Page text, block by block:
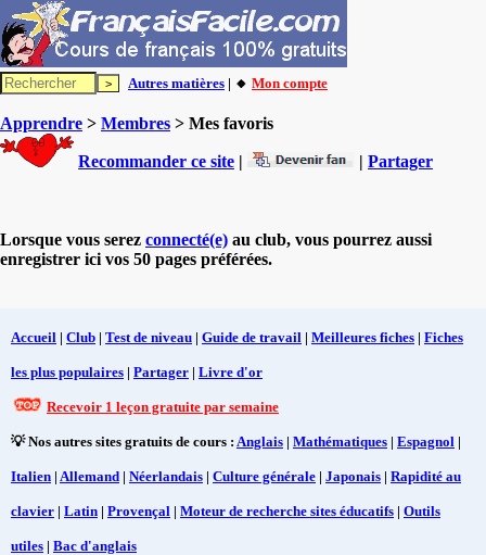
Autres matières | 🔸 Mon compte
Apprendre > Membres > Mes favoris
Recommander ce site | | Partager
Lorsque vous serez connecté(e) au club, vous pourrez aussi
enregistrer ici vos 50 pages préférées.
Accueil | Club | Test de niveau | Guide de travail | Meilleures fiches | Fiches
les plus populaires | Partager | Livre d'or
Recevoir 1 leçon gratuite par semaine
💡 Nos autres sites gratuits de cours : Anglais | Mathématiques | Espagnol |
Italien | Allemand | Néerlandais | Culture générale | Japonais | Rapidité au
clavier | Latin | Provençal | Moteur de recherche sites éducatifs | Outils
utiles | Bac d'anglais